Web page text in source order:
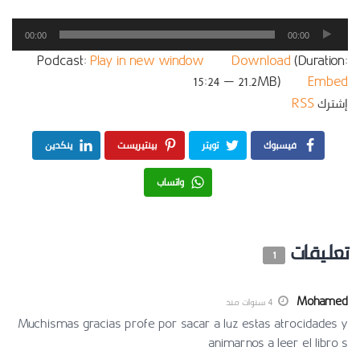
مشغل
الصوت
00:00
00:00
Podcast: Play in new window Download(Duration:
15:24 — 21.2MB) | Embed
إشتركRSS
فيسبوك تويتر بينتيريست
ينكدين
واتساب
تعليقات 1
Mohamed 4 سنوات منذ
Muchismas gracias profe por sacar a luz estas atrocidades y
animarnos a leer el libro s